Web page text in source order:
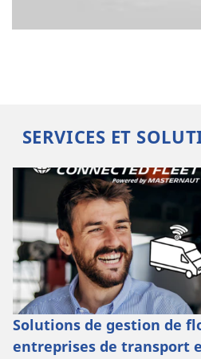
SERVICES ET
Solutions de gestion de
entreprises de transport